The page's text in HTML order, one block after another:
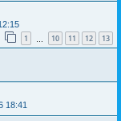
1 10 11 12 13
18:41